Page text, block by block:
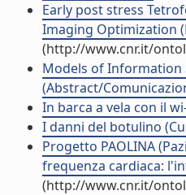
Early post stress
Imaging Optimization
(http://www.cnr.it/
Models of Information
(Abstract/
In barca a vela con il
I danni del botulino
Progetto PAOLINA
frequenza cardiaca:
(http://www.cnr.it/